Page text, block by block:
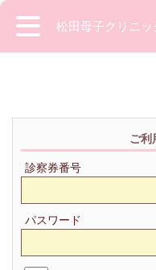
松田母子クリニッ
ご利
診察券番号
パスワード